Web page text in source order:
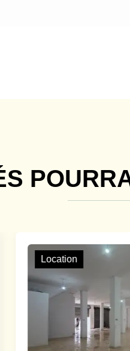
Location